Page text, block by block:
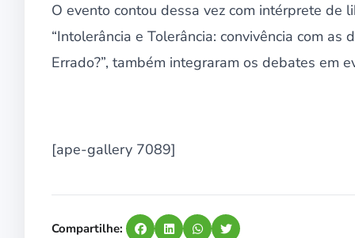
O evento contou dessa vez com intérprete de
“Intolerância e Tolerância: convivência com
Errado?”, também integraram os debates em
[ape-gallery 7089]
Compartilhe: